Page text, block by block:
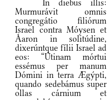
In diebus illis:
Murmurávit omnis
congregátio filiórum
Israel contra Móysen et
Áaron in solitúdine,
dixerúntque fílii Israel ad
eos: “Útinam mórtui
essémus per manum
Dómini in terra Ægýpti,
quando sedebámus super
ollas cárnium et